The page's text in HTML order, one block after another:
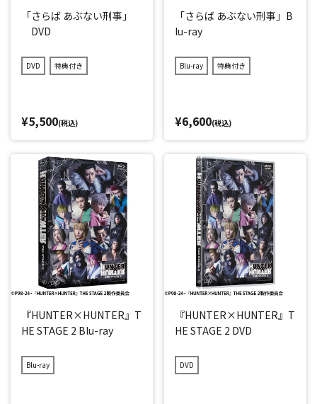
「さらば あぶない刑事」
DVD
DVD 特典付き
¥5,500(税込)
「さらば あぶない刑事」B
lu-ray
Blu-ray 特典付き
¥6,600(税込)
『HUNTER×HUNTER』T
HE STAGE 2 Blu-ray
Blu-ray
『HUNTER×HUNTER』T
HE STAGE 2 DVD
DVD